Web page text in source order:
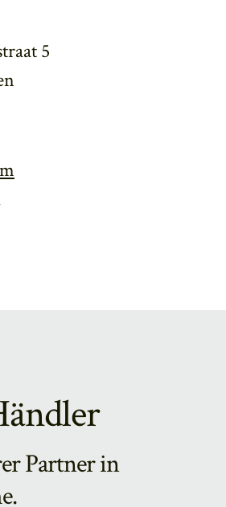
5
Partner in